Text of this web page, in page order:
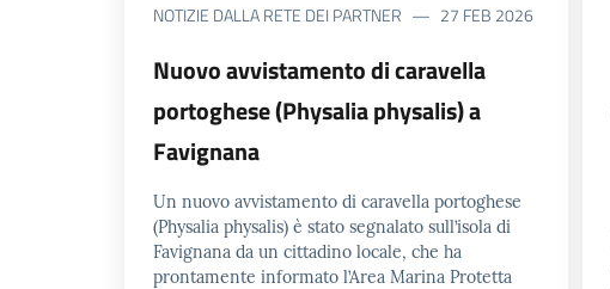
NOTIZIE DALLA RETE DEI PARTNER 27 FEB 2026
Nuovo avvistamento di caravella
portoghese (Physalia physalis) a
Favignana
Un nuovo avvistamento di caravella portoghese
(Physalia physalis) è stato segnalato sull’isola di
Favignana da un cittadino locale, che ha
prontamente informato l’Area Marina Protetta